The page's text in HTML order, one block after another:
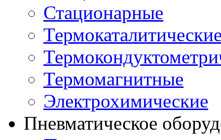
Стационарные
Термомагнитные
Электрохимические
Пневматическое